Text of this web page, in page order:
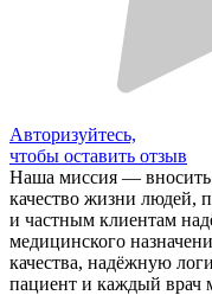
Авторизуйтесь,
чтобы оставить отзыв
Наша миссия — вносить
качество жизни людей,
и частным клиентам
медицинского
качества, надёжную
пациент и каждый врач